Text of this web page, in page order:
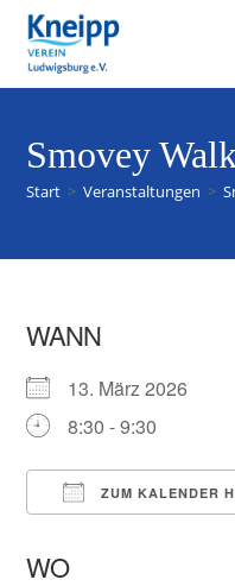
Smovey
Start > Veranstaltungen >
WANN
13. März 2026
8:30 - 9:30
ZUM KALENDER
WO